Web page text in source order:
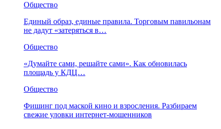
Общество
Единый образ, единые правила. Торговым павильонам
не дадут «затеряться в…
Общество
«Думайте сами, решайте сами». Как обновилась
площадь у КДЦ…
Общество
Фишинг под маской кино и взросления. Разбираем
свежие уловки интернет-мошенников